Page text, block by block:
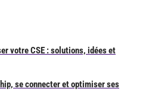
votre CSE : solutions, idées et
se connecter et optimiser ses